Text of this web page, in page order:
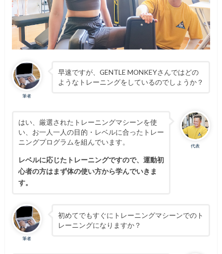
筆者
早速ですが、GENTLE MONKEYさんではどの
ようなトレーニングをしているのでしょうか？
代表
はい、厳選されたトレーニングマシーンを使
い、お一人一人の目的・レベルに合ったトレー
ニングプログラムを組んでいます。
レベルに応じたトレーニングですので、運動初
心者の方はまず体の使い方から学んでいきま
す。
筆者
初めてでもすぐにトレーニングマシーンでのト
レーニングになりますか？